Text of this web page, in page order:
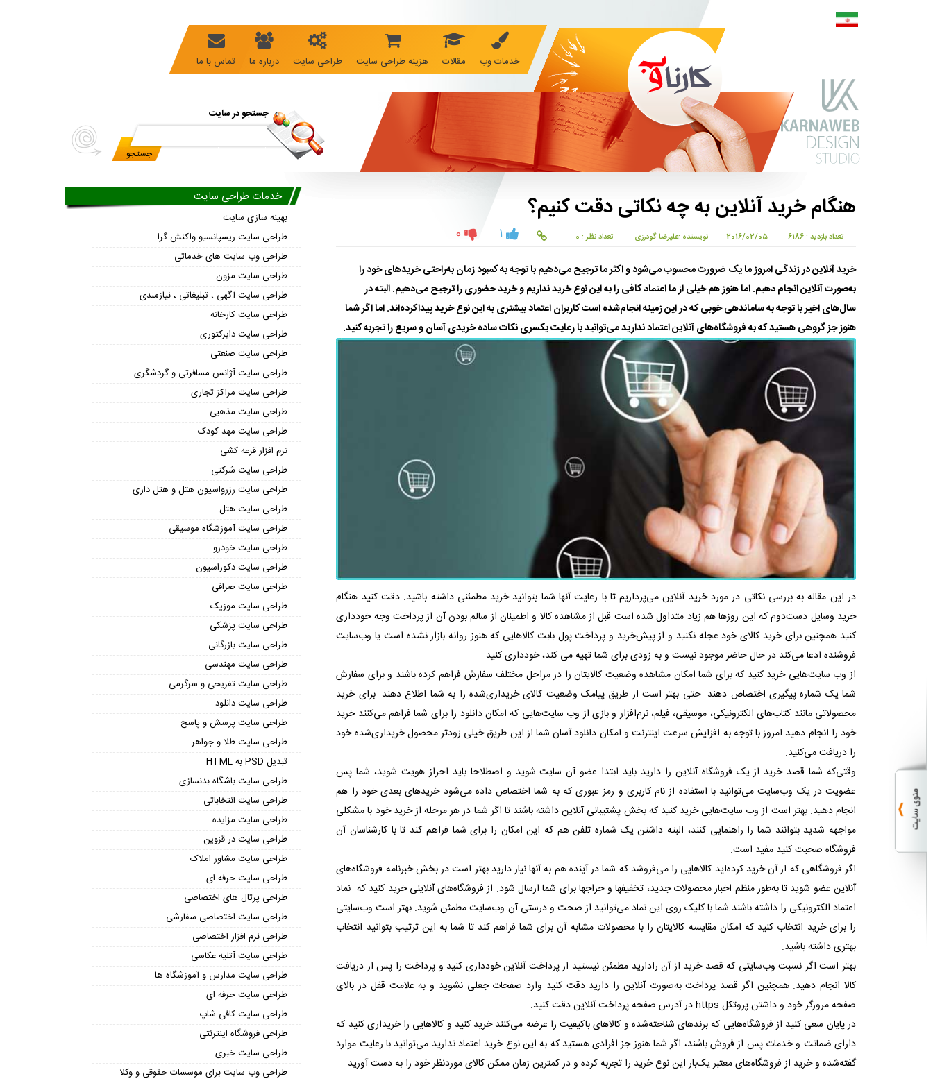
خدمات وب مقالات هزینه طراحی سایت طراحی سایت درباره ما تماس با ما
جستجو در سایت
هنگام خرید آنلاین به چه نکاتی دقت کنیم؟
تعداد بازدید : 6186 2016/02/05 نویسنده :علیرضا گودرزی تعداد نظر : 0 1
0
خرید آنلاین در زندگی امروز ما یک ضرورت محسوب می‌شود و اکثر ما ترجیح می‌دهیم با توجه به کمبود زمان به‌راحتی خریدهای خود را
به‌صورت آنلاین انجام دهیم. اما هنوز هم خیلی از ما اعتماد کافی را به این نوع خرید نداریم و خرید حضوری را ترجیح می‌دهیم. البته در
سال‌های اخیر با توجه به ساماندهی خوبی که در این زمینه انجام‌شده است کاربران اعتماد بیشتری به این نوع خرید پیداکرده‌اند. اما اگر شما
هنوز جز گروهی هستید که به فروشگاه‌های آنلاین اعتماد ندارید می‌توانید با رعایت یکسری نکات ساده خریدی آسان و سریع را تجربه کنید.
در این مقاله به بررسی نکاتی در مورد خرید آنلاین می‌پردازیم تا با رعایت آنها شما بتوانید خرید مطمئنی داشته باشید. دقت کنید هنگام
خرید وسایل دست‌دوم که این روزها هم زیاد متداول شده است قبل از مشاهده کالا و اطمینان از سالم بودن آن از پرداخت وجه خودداری
کنید همچنین برای خرید کالای خود عجله نکنید و از پیش‌خرید و پرداخت پول بابت کالاهایی که هنوز روانه بازار نشده است یا وب‌سایت
فروشنده ادعا می‌کند در حال حاضر موجود نیست و به زودی برای شما تهیه می کند، خودداری کنید.
از وب سایت‌هایی خرید کنید که برای شما امکان مشاهده وضعیت کالایتان را در مراحل مختلف سفارش فراهم کرده باشند و برای سفارش
شما یک شماره پیگیری اختصاص دهند. حتی بهتر است از طریق پیامک وضعیت کالای خریداری‌شده را به شما اطلاع دهند. برای خرید
محصولاتی مانند کتاب‌های الکترونیکی، موسیقی، فیلم، نرم‌افزار و بازی از وب سایت‌هایی که امکان دانلود را برای شما فراهم می‌کنند خرید
خود را انجام دهید امروز با توجه به افزایش سرعت اینترنت و امکان دانلود آسان شما از این طریق خیلی زودتر محصول خریداری‌شده خود
را دریافت می‌کنید.
وقتی‌که شما قصد خرید از یک فروشگاه آنلاین را دارید باید ابتدا عضو آن سایت شوید و اصطلاحا باید احراز هویت شوید، شما پس
عضویت در یک وب‌سایت می‌توانید با استفاده از نام کاربری و رمز عبوری که به شما اختصاص داده می‌شود خریدهای بعدی خود را هم
انجام دهید. بهتر است از وب سایت‌هایی خرید کنید که بخش پشتیبانی آنلاین داشته باشند تا اگر شما در هر مرحله از خرید خود با مشکلی
مواجهه شدید بتوانند شما را راهنمایی کنند، البته داشتن یک شماره تلفن هم که این امکان را برای شما فراهم کند تا با کارشناسان آن
فروشگاه صحبت کنید مفید است.
اگر فروشگاهی که از آن خرید کرده‌اید کالاهایی را می‌فروشد که شما در آینده هم به آنها نیاز دارید بهتر است در بخش خبرنامه فروشگاه‌های
آنلاین عضو شوید تا به‌طور منظم اخبار محصولات جدید، تخفیف­ها و حراج­ها برای شما ارسال شود. از فروشگاه‌های آنلاینی خرید کنید که نماد
اعتماد الکترونیکی را داشته باشند شما با کلیک روی این نماد می‌توانید از صحت و درستی آن وب‌سایت مطمئن شوید. بهتر است وب‌سایتی
را برای خرید انتخاب کنید که امکان مقایسه کالایتان را با محصولات مشابه آن برای شما فراهم کند تا شما به این ترتیب بتوانید انتخاب
بهتری داشته باشید.
بهتر است اگر نسبت وب‌سایتی که قصد خرید از آن رادارید مطمئن نیستید از پرداخت آنلاین خودداری کنید و پرداخت را پس از دریافت
کالا انجام دهید. همچنین اگر قصد پرداخت به‌صورت آنلاین را دارید دقت کنید وارد صفحات جعلی نشوید و به علامت قفل در بالای
صفحه مرورگر خود و داشتن پروتکل httpsدر آدرس صفحه پرداخت آنلاین دقت کنید.
در پایان سعی کنید از فروشگاه‌هایی که برندهای شناخته‌شده و کالاهای باکیفیت را عرضه می‌کنند خرید کنید و کالاهایی را خریداری کنید که
دارای ضمانت و خدمات پس از فروش باشند، اگر شما هنوز جز افرادی هستید که به این نوع خرید اعتماد ندارید می‌توانید با رعایت موارد
گفته‌شده و خرید از فروشگاه‌های معتبر یک‌بار این نوع خرید را تجربه کرده و در کمترین زمان ممکن کالای موردنظر خود را به دست آورید.
خدمات طراحی سایت
بهینه سازی سایت
طراحی سایت ریسپانسیو-واکنش گرا
طراحی وب سایت های خدماتی
طراحی سایت مزون
طراحی سایت آگهی ، تبلیغاتی ، نیازمندی
طراحی سایت کارخانه
طراحی سایت دایرکتوری
طراحی سایت صنعتی
طراحی سایت آژانس مسافرتی و گردشگری
طراحی سایت مراکز تجاری
طراحی سایت مذهبی
طراحی سایت مهد کودک
نرم افزار قرعه کشی
طراحی سایت شرکتی
طراحی سایت رزرواسیون هتل و هتل داری
طراحی سایت هتل
طراحی سایت آموزشگاه موسیقی
طراحی سایت خودرو
طراحی سایت دکوراسیون
طراحی سایت صرافی
طراحی سایت موزیک
طراحی سایت پزشکی
طراحی سایت بازرگانی
طراحی سایت مهندسی
طراحی سایت تفریحی و سرگرمی
طراحی سایت دانلود
طراحی سایت پرسش و پاسخ
طراحی سایت طلا و جواهر
تبدیل PSD به HTML
طراحی سایت باشگاه بدنسازی
طراحی سایت انتخاباتی
طراحی سایت مزایده
طراحی سایت در قزوین
طراحی سایت مشاور املاک
طراحی سایت حرفه ای
طراحی پرتال های اختصاصی
طراحی سایت اختصاصی-سفارشی
طراحی نرم افزار اختصاصی
طراحی سایت آتلیه عکاسی
طراحی سایت مدارس و آموزشگاه ها
طراحی سایت حرفه ای
طراحی سایت کافی شاپ
طراحی فروشگاه اینترنتی
طراحی سایت خبری
طراحی وب سایت برای موسسات حقوقی و وکلا